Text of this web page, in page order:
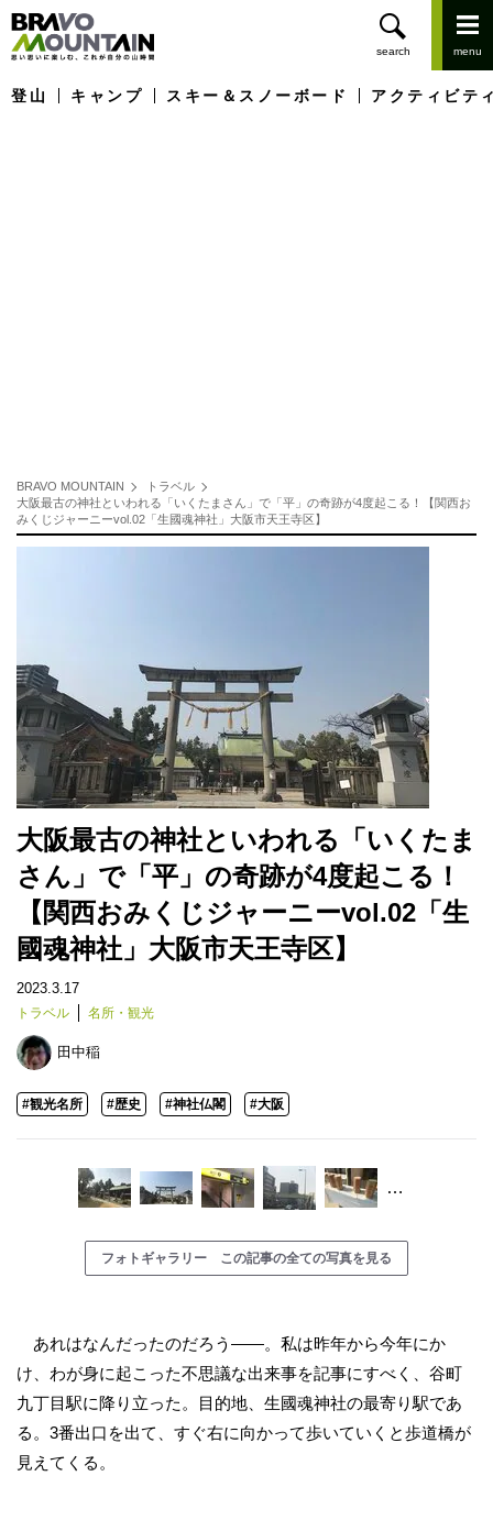
登山 キャンプ スキー＆スノーボード アクティビテ
BRAVO MOUNTAIN
トラベル
大阪最古の神社といわれる「いくたまさん」で「平」の奇跡が4度起こる！【関西お
みくじジャーニーvol.02「生國魂神社」大阪市天王寺区】
大阪最古の神社といわれる「いくたま
さん」で「平」の奇跡が4度起こる！
【関西おみくじジャーニーvol.02「生
國魂神社」大阪市天王寺区】
2023.3.17
トラベル 名所・観光
田中稲
#観光名所 #歴史 #神社仏閣 #大阪
…
フォトギャラリー この記事の全ての写真を見る
あれはなんだったのだろう――。私は昨年から今年にか
け、わが身に起こった不思議な出来事を記事にすべく、谷町
九丁目駅に降り立った。目的地、生國魂神社の最寄り駅であ
る。3番出口を出て、すぐ右に向かって歩いていくと歩道橋が
見えてくる。